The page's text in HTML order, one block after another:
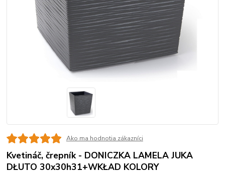
Ako ma hodnotia zákazníci
Kvetináč, črepník - DONICZKA LAMELA JUKA
DŁUTO 30x30h31+WKŁAD KOLORY